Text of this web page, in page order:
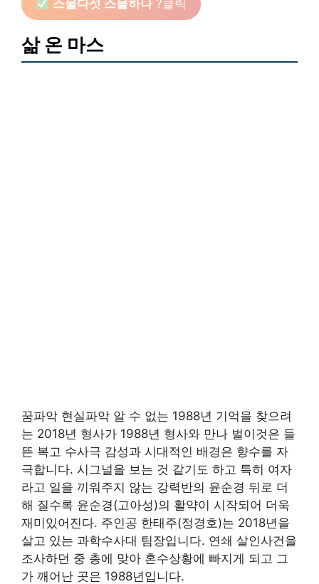
스물다섯 스물하나 ?클릭
삶 온 마스
꿈파악 현실파악 알 수 없는 1988년 기억을 찾으려
는 2018년 형사가 1988년 형사와 만나 벌이것은 들
뜬 복고 수사극 감성과 시대적인 배경은 향수를 자
극합니다. 시그널을 보는 것 같기도 하고 특히 여자
라고 일을 끼워주지 않는 강력반의 윤순경 뒤로 더
해 질수록 윤순경(고아성)의 활약이 시작되어 더욱
재미있어진다. 주인공 한태주(정경호)는 2018년을
살고 있는 과학수사대 팀장입니다. 연쇄 살인사건을
조사하던 중 총에 맞아 혼수상황에 빠지게 되고 그
가 깨어난 곳은 1988년입니다.